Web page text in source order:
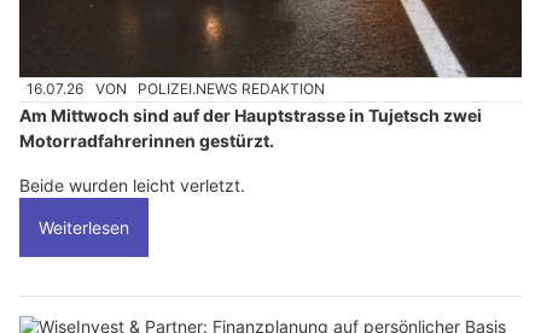
16.07.26 VON POLIZEI.NEWS REDAKTION
Am Mittwoch sind auf der Hauptstrasse in Tujetsch zwei
Motorradfahrerinnen gestürzt.
Beide wurden leicht verletzt.
Weiterlesen